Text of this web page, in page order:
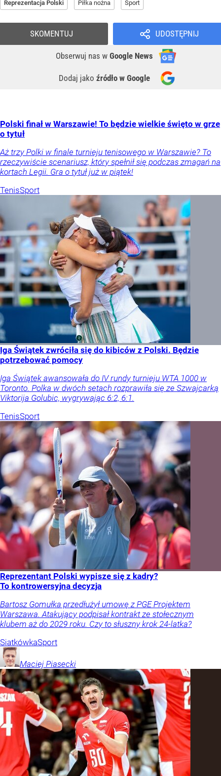
Reprezentacja Polski Piłka nożna Sport
UDOSTĘPNIJ
Obserwuj nas w Google News
Dodaj jako źródło w Google
SKOMENTUJ
Polski finał w Warszawie! To będzie wielkie święto w grze
o tytuł
Aż trzy Polki w finale turnieju tenisowego w Warszawie? To
rzeczywiście scenariusz, który spełnił się podczas zmagań na
kortach Legii. Gra o tytuł już w piątek!
TenisSport
Iga Świątek zwróciła się do kibiców z Polski. Będzie
potrzebować pomocy
Iga Świątek awansowała do IV rundy turnieju WTA 1000 w
Toronto. Polka w dwóch setach rozprawiła się ze Szwajcarką
Viktorija Golubic, wygrywając 6:2, 6:1.
TenisSport
Reprezentant Polski wypisze się z kadry?
To kontrowersyjna decyzja
Bartosz Gomułka przedłużył umowę z PGE Projektem
Warszawa. Atakujący podpisał kontrakt ze stołecznym
klubem aż do 2029 roku. Czy to słuszny krok 24-latka?
SiatkówkaSport
Maciej Piasecki